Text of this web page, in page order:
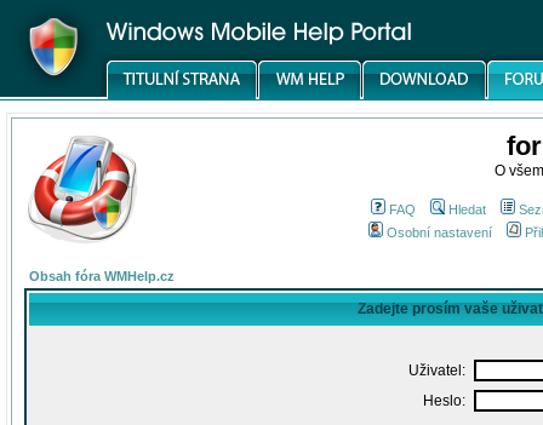
O
FAQ Hledat
Osobní nastavení
Obsah fóra WMHelp.cz
Zadejte prosím vaše
Uživatel:
Heslo: